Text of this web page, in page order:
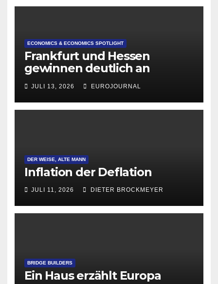
ECONOMICS & ECONOMICS SPOTLIGHT
Frankfurt und Hessen
gewinnen deutlich an
Attraktivität für Startup-
Gründungen
JULI 13, 2026 EUROJOURNAL
DER WEISE, ALTE MANN
Inflation der Deflation
JULI 11, 2026 DIETER BROCKMEYER
BRIDGE BUILDERS
Ein Haus erzählt Europa